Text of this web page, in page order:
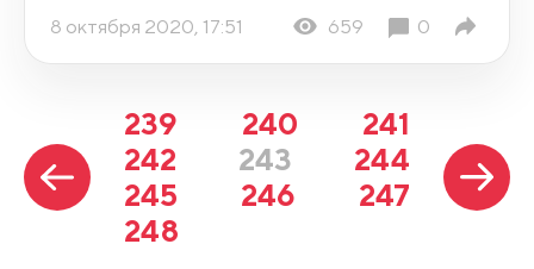
8 октября 2020, 17:51 659 0
239 240
241
242
243
244
245
246
247
248